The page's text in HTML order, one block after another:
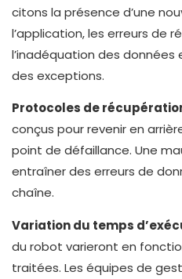
citons la présence d’une
l’application, les erreurs de
l’inadéquation des
des exceptions.
Protocoles de
conçus pour revenir en
point de défaillance. Une
entraîner des erreurs de
chaîne.
Variation du temps
du robot varieront en
traitées. Les équipes de